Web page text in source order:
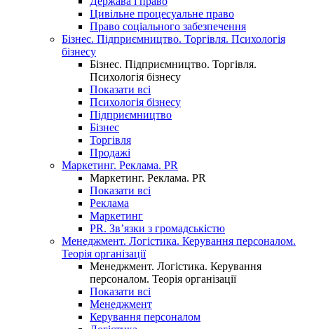
Цивільне процесуальне право
Право соціального забезпечення
Бізнес. Підприємництво. Торгівля. Психологія
бізнесу
Бізнес. Підприємництво. Торгівля.
Психологія бізнесу
Показати всі
Психологія бізнесу
Підприємництво
Бізнес
Торгівля
Продажі
Маркетинг. Реклама. PR
Маркетинг. Реклама. PR
Показати всі
Реклама
Маркетинг
PR. Зв’язки з громадськістю
Менеджмент. Логістика. Керування персоналом.
Теорія організації
Менеджмент. Логістика. Керування
персоналом. Теорія організації
Показати всі
Менеджмент
Керування персоналом